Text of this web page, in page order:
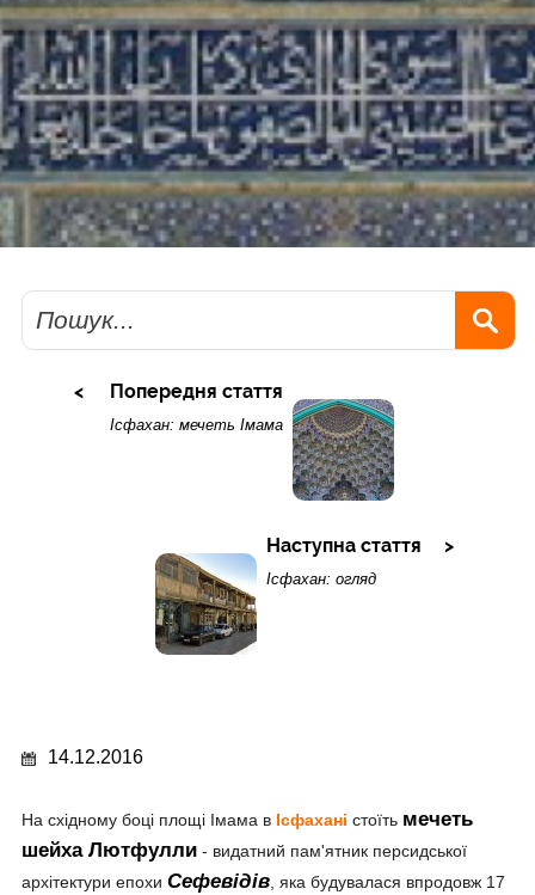
Пошук
Попередня стаття
Ісфахан: мечеть Імама
Наступна стаття
Ісфахан: огляд
14.12.2016
На східному боці площі Імама в Ісфахані стоїть мечеть
шейха Лютфулли - видатний пам'ятник персидської
архітектури епохи Сефевідів, яка будувалася впродовж 17